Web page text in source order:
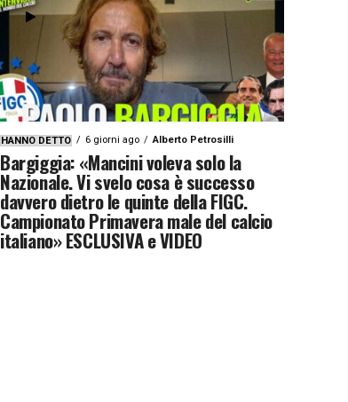
HANNO DETTO 6 giorni ago Alberto Petrosilli
Bargiggia: «Mancini voleva solo la
Nazionale. Vi svelo cosa è successo
davvero dietro le quinte della FIGC.
Campionato Primavera male del calcio
italiano» ESCLUSIVA e VIDEO